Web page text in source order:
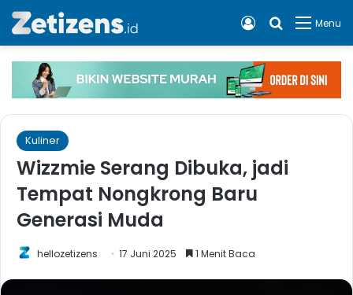
Menu
Cari apa,
Log In
Kuliner
Wizzmie Serang Dibuka, jadi
Tempat Nongkrong Baru
Generasi Muda
hellozetizens 17 Juni 2025 1 Menit Baca